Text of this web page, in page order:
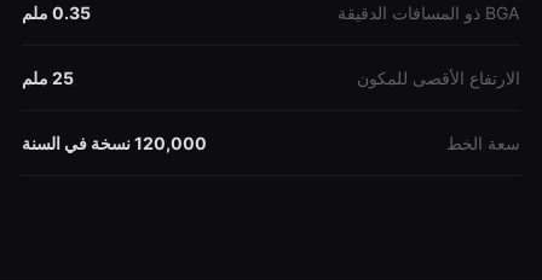
BGA ذو المسافات الدقيقة 0.35 ملم
الارتفاع الأقصى للمكون 25 ملم
سعة الخط 120,000 نسخة في السنة